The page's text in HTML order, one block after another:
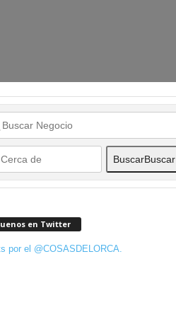
BuscarBuscar
en Twitter
por el @COSASDELORCA.